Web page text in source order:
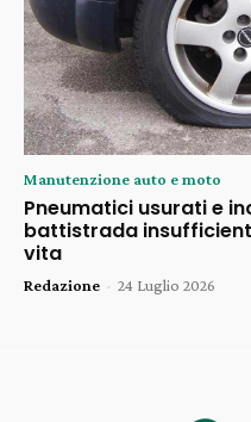
Manutenzione auto e moto
Pneumatici usurati e
battistrada
vita
Redazione - 24 Luglio 2026